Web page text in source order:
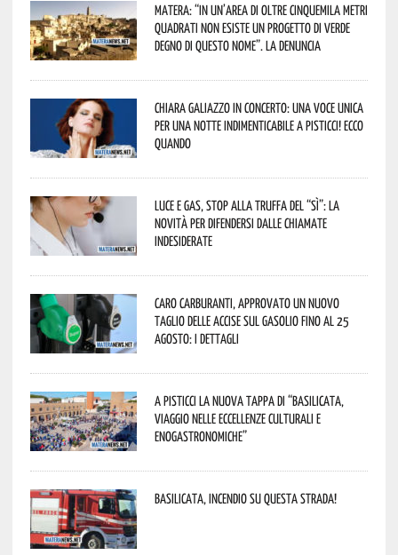
Matera: “In un’area di oltre cinquemila metri
quadrati non esiste un progetto di verde
degno di questo nome”. La denuncia
Chiara Galiazzo in concerto: una voce unica
per una notte indimenticabile a Pisticci! Ecco
quando
Luce e gas, stop alla truffa del “Sì”: la
novità per difendersi dalle chiamate
indesiderate
Caro carburanti, approvato un nuovo
taglio delle accise sul gasolio fino al 25
agosto: i dettagli
A Pisticci la nuova tappa di “Basilicata,
viaggio nelle eccellenze culturali e
enogastronomiche”
Basilicata, incendio su questa strada!